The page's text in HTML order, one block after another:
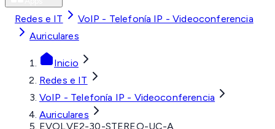
Redes e IT
VoIP - Telefonía IP - Videoconferencia
Auriculares
Inicio
Redes e IT
VoIP - Telefonía IP - Videoconferencia
Auriculares
EVOLVE2-30-STEREO-UC-A